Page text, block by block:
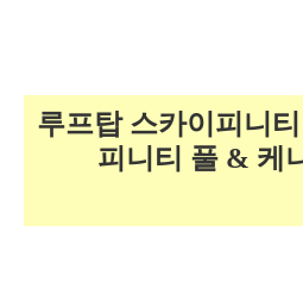
루프탑 스카이피니
피니티 풀 & 케